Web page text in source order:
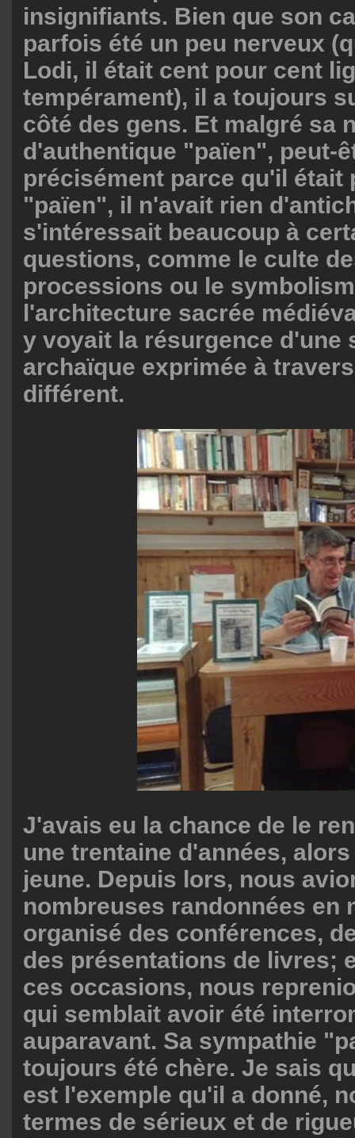
insignifiants. Bien que son
parfois été un peu nerveux
Lodi, il était cent pour cent
tempérament), il a toujours
côté des gens. Et malgré sa
d'authentique "païen", peut-
précisément parce qu'il était
"païen", il n'avait rien
s'intéressait beaucoup à
questions, comme le culte
processions ou le
l'architecture sacrée
y voyait la résurgence d'une
archaïque exprimée à
différent.
J'avais eu la chance de le
une trentaine d'années,
jeune. Depuis lors, nous
nombreuses randonnées en
organisé des conférences,
des présentations de livres;
ces occasions, nous
qui semblait avoir été
auparavant. Sa sympathie
toujours été chère. Je sais
est l'exemple qu'il a donné,
termes de sérieux et de